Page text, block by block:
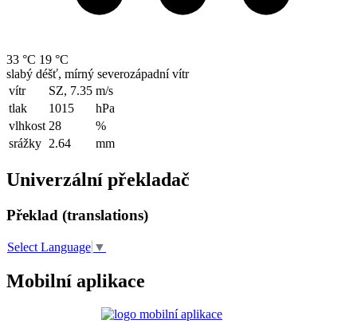
33 °C 19 °C
slabý déšť, mírný severozápadní vítr
vítr
SZ, 7.35 m/s
tlak
1015
hPa
vlhkost 28
%
srážky 2.64 mm
Univerzální překladač
Překlad (translations)
Select Language ▼
Mobilní aplikace